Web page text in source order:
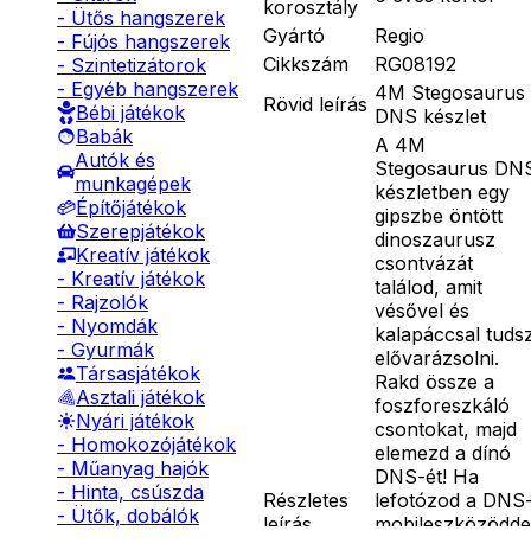
- Ütős hangszerek
- Fújós hangszerek
- Szintetizátorok
- Egyéb hangszerek
Bébi játékok
Babák
Autók és
munkagépek
Építőjátékok
Szerepjátékok
Kreatív játékok
- Kreatív játékok
- Rajzolók
- Nyomdák
- Gyurmák
Társasjátékok
Asztali játékok
Nyári játékok
- Homokozójátékok
- Műanyag hajók
- Hinta, csúszda
- Ütők, dobálók
korosztály
Gyártó
Regio
Cikkszám
RG08192
Rövid leírás 4M Stegosaurus
DNS készlet
Részletes
leírás
A 4M
Stegosaurus
készletben egy
gipszbe öntött
dinoszaurusz
csontvázát
találod, amit
vésővel és
kalapáccsal
elővarázsolni.
Rakd össze a
foszforeszkáló
csontokat, majd
elemezd a dínó
DNS-ét! Ha
lefotózod a